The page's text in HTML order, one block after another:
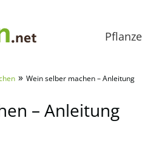
» Wein selber machen – Anleitung
– Anleitung